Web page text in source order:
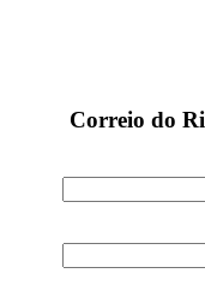
Correio do